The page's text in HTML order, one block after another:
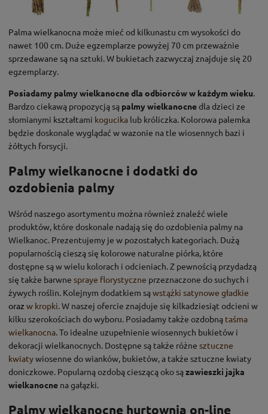
Palma wielkanocna może mieć od kilkunastu cm wysokości do
nawet 100 cm. Duże egzemplarze powyżej 70 cm przeważnie
sprzedawane są na sztuki. W bukietach zazwyczaj znajduje się 20
egzemplarzy.
Posiadamy palmy wielkanocne dla odbiorców w każdym wieku.
Bardzo ciekawą propozycją są palmy wielkanocnedla dzieci ze
słomianymi kształtami kogucika lub króliczka. Kolorowa palemka
będzie doskonale wyglądać w wazonie na tle wiosennych bazi i
żółtych forsycji.
Palmy wielkanocne i dodatki do
ozdobienia palmy
Wśród naszego asortymentu można również znaleźć wiele
produktów, które doskonale nadają się do ozdobienia palmy na
Wielkanoc. Prezentujemy je w pozostałych kategoriach. Dużą
popularnością cieszą się kolorowe naturalne piórka, które
dostępne są w wielu kolorach i odcieniach. Z pewnością przydadzą
się także barwne spraye florystyczne przeznaczone do suchych i
żywych roślin. Kolejnym dodatkiem sąwstążki satynowe gładkie
oraz w kropki. W naszej ofercie znajduje się kilkadziesiąt odcieni w
kilku szerokościach do wyboru. Posiadamy także ozdobną taśma
wielkanocna. To idealne uzupełnienie wiosennych bukietów i
dekoracji wielkanocnych. Dostępne są także różne sztuczne
kwiatywiosenne do wianków, bukietów, a także sztuczne kwiaty
doniczkowe. Popularną ozdobą cieszącą oko sązawieszki jajka
wielkanocne na gałązki.
Palmy wielkanocne hurtownia on-line